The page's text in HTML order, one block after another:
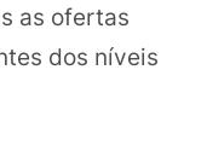
as ofertas
dos níveis